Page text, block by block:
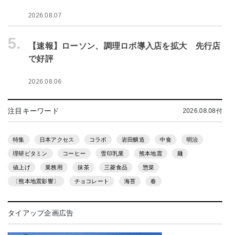
2026.08.07
5.
【速報】ローソン、調理ロボ導入店を拡大 先行店
で好評
2026.08.06
注目キーワード 2026.08.08付
特集 日本アクセス コラボ 岩田醸造 中食 明治
理研ビタミン コーヒー 雪印乳業 熊本地震 麺
値上げ 業務用 抹茶 三菱食品 惣菜
〔熊本地震影響〕 チョコレート 海苔 春
タイアップ企画広告